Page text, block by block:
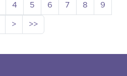
4 5 6 7 8
9
> >>